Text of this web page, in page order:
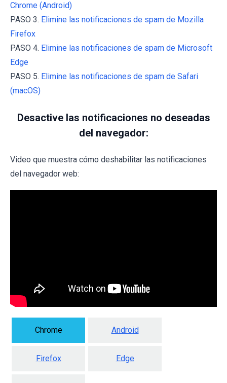
Chrome (Android)
PASO 3. Elimine las notificaciones de spam de Mozilla
Firefox
PASO 4. Elimine las notificaciones de spam de Microsoft
Edge
PASO 5. Elimine las notificaciones de spam de Safari
(macOS)
Desactive las notificaciones no deseadas
del navegador:
Video que muestra cómo deshabilitar las notificaciones
del navegador web:
Chrome Android
Firefox Edge